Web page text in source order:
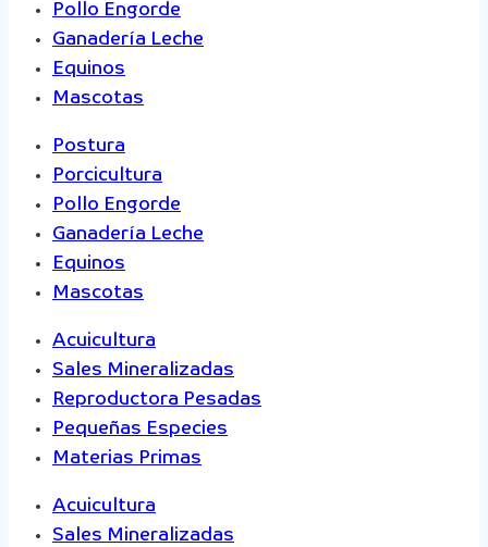
Pollo Engorde
Ganadería Leche
Equinos
Mascotas
Postura
Porcicultura
Pollo Engorde
Ganadería Leche
Equinos
Mascotas
Acuicultura
Sales Mineralizadas
Reproductora Pesadas
Pequeñas Especies
Materias Primas
Acuicultura
Sales Mineralizadas